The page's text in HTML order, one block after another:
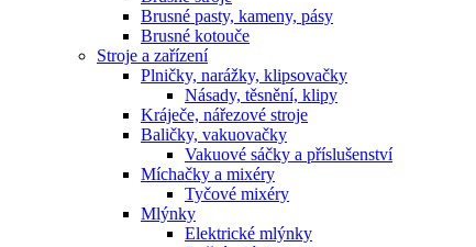
Brusné pasty, kameny, pásy
Brusné kotouče
Stroje a zařízení
Plničky, narážky, klipsovačky
Násady, těsnění, klipy
Kráječe, nářezové stroje
Baličky, vakuovačky
Vakuové sáčky a příslušenství
Míchačky a mixéry
Tyčové mixéry
Mlýnky
Elektrické mlýnky